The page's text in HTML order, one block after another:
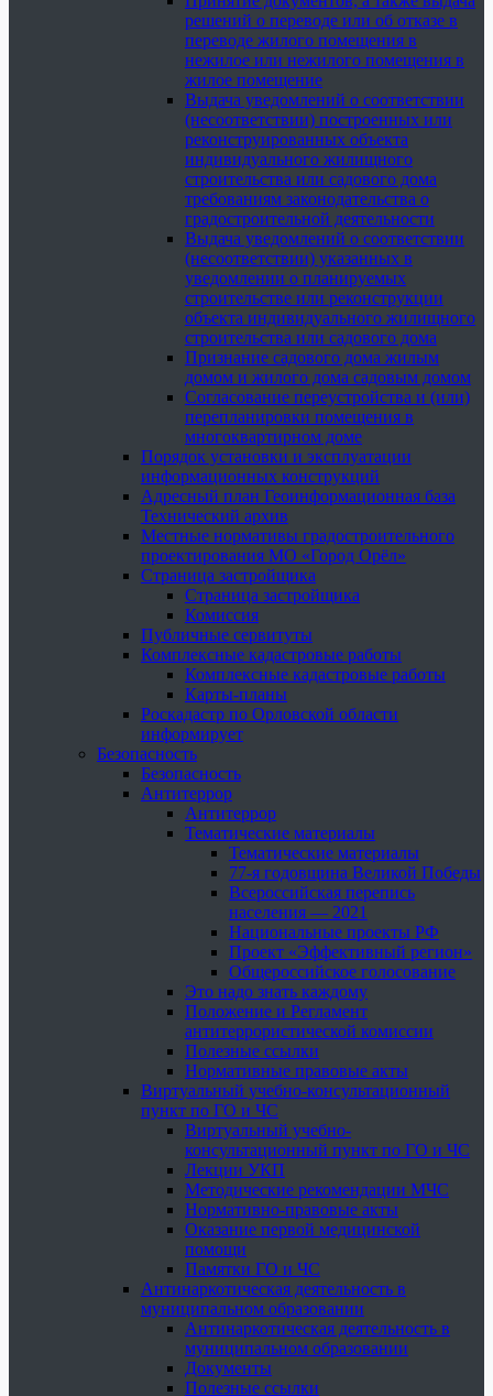
решений о переводе или об отказе в
переводе жилого помещения в
нежилое или нежилого помещения в
жилое помещение
Выдача уведомлений о соответствии
(несоответствии) построенных или
реконструированных объекта
индивидуального жилищного
строительства или садового дома
требованиям законодательства о
градостроительной деятельности
Выдача уведомлений о соответствии
(несоответствии) указанных в
уведомлении о планируемых
строительстве или реконструкции
объекта индивидуального жилищного
строительства или садового дома
Признание садового дома жилым
домом и жилого дома садовым домом
Согласование переустройства и (или)
перепланировки помещения в
многоквартирном доме
Порядок установки и эксплуатации
информационных конструкций
Адресный план Геоинформационная база
Технический архив
Местные нормативы градостроительного
проектирования МО «Город Орёл»
Страница застройщика
Страница застройщика
Комиссия
Публичные сервитуты
Комплексные кадастровые работы
Комплексные кадастровые работы
Карты-планы
Роскадастр по Орловской области
информирует
Безопасность
Безопасность
Антитеррор
Антитеррор
Тематические материалы
Тематические материалы
77-я годовщина Великой Победы
Всероссийская перепись
населения — 2021
Национальные проекты РФ
Проект «Эффективный регион»
Общероссийское голосование
Это надо знать каждому
Положение и Регламент
антитеррористической комиссии
Полезные ссылки
Нормативные правовые акты
Виртуальный учебно-консультационный
пункт по ГО и ЧС
Виртуальный учебно-
консультационный пункт по ГО и ЧС
Лекции УКП
Методические рекомендации МЧС
Нормативно-правовые акты
Оказание первой медицинской
помощи
Памятки ГО и ЧС
Антинаркотическая деятельность в
муниципальном образовании
Антинаркотическая деятельность в
муниципальном образовании
Документы
Полезные ссылки